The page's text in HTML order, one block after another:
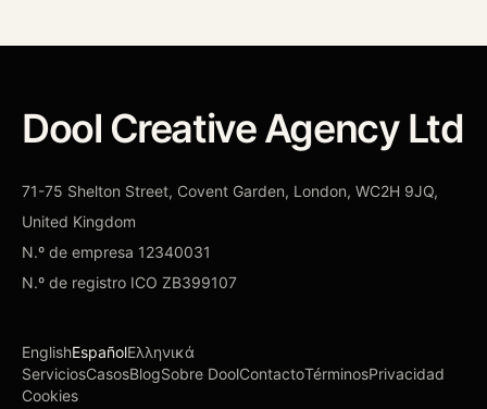
Dool Creative Agency Ltd
71-75 Shelton Street, Covent Garden, London, WC2H 9JQ,
United Kingdom
N.º de empresa 12340031
N.º de registro ICO ZB399107
EnglishEspañolΕλληνικά
ServiciosCasosBlogSobre DoolContactoTérminosPrivacidad
Cookies